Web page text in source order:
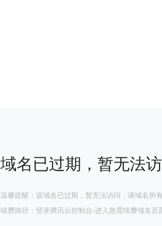
域名已过期，暂无法
温馨提醒：该域名已过期，暂无法访问，请域名所
续费路径：登录腾讯云控制台-进入急需续费域名页